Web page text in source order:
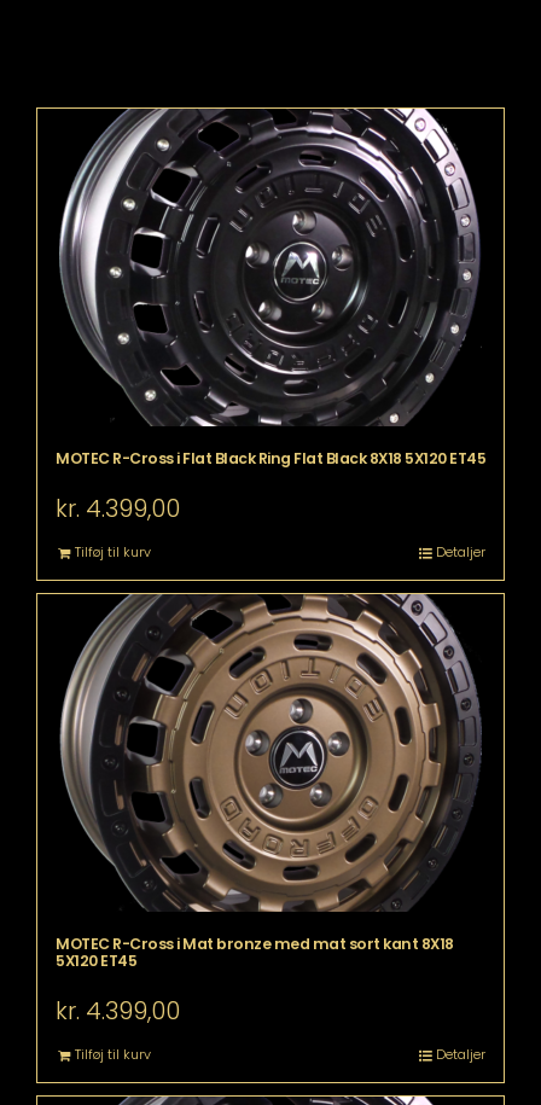
MOTEC R-Cross i Flat Black Ring Flat Black 8X18 5X120 ET45
kr. 4.399,00
Tilføj til kurv Detaljer
MOTEC R-Cross i Mat bronze med mat sort kant 8X18
5X120 ET45
kr. 4.399,00
Tilføj til kurv Detaljer